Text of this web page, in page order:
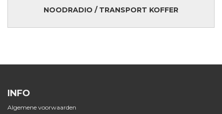
NOODRADIO / TRANSPORT KOFFER
INFO
Algemene voorwaarden